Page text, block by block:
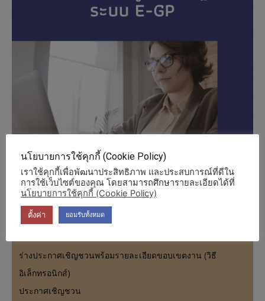
ร่างประกาศเชิญชวนพร้อมรายละเอียดขอบเขตงาน (วิธี
อิเล็กทรอนิกส์)
ประกาศเชิญชวน
นโยบายการใช้คุกกี้ (Cookie Policy)
เราใช้คุกกี้เพื่อพัฒนาประสิทธิภาพ และประสบการณ์ที่ดีใน
การใช้เว็บไซต์ของคุณ โดยสามารถศึกษารายละเอียดได้ที่
นโยบายการใช้คุกกี้ (Cookie Policy)
ตั้งค่า ยอมรับทั้งหมด